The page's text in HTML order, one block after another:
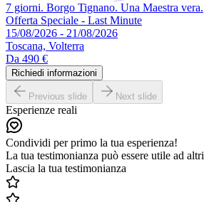
7 giorni. Borgo Tignano. Una Maestra vera.
Offerta Speciale - Last Minute
15/08/2026 - 21/08/2026
Toscana, Volterra
Da 490 €
Richiedi informazioni
Previous slide Next slide
Esperienze reali
Condividi per primo la tua esperienza!
La tua testimonianza può essere utile ad altri
Lascia la tua testimonianza